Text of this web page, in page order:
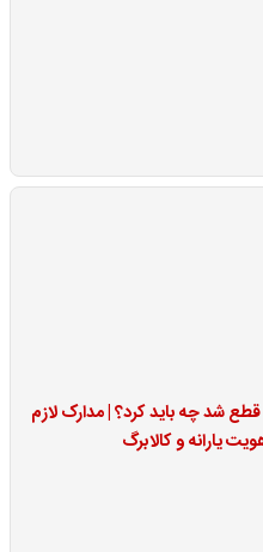
قطع شد چه باید کرد؟ | مدارک لازم
یارانه و کالابرگ